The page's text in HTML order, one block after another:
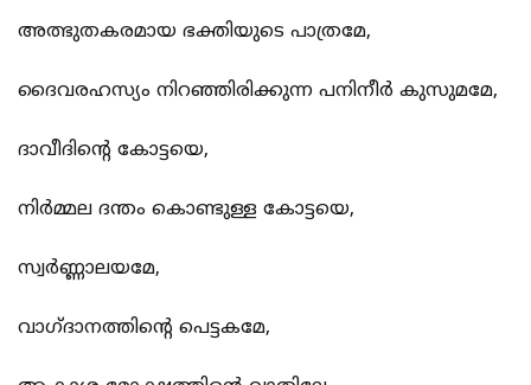
അത്ഭുതകരമായ ഭക്തിയുടെ പാത്രമേ,
ദൈവരഹസ്യം നിറഞ്ഞിരിക്കുന്ന പനിനീര്‍ കുസുമമേ,
ദാവീദിന്‍റെ കോട്ടയെ,
നിര്‍മ്മല ദന്തം കൊണ്ടുള്ള കോട്ടയെ,
സ്വര്‍ണ്ണാലയമേ,
വാഗ്ദാനത്തിന്‍റെ പെട്ടകമേ,